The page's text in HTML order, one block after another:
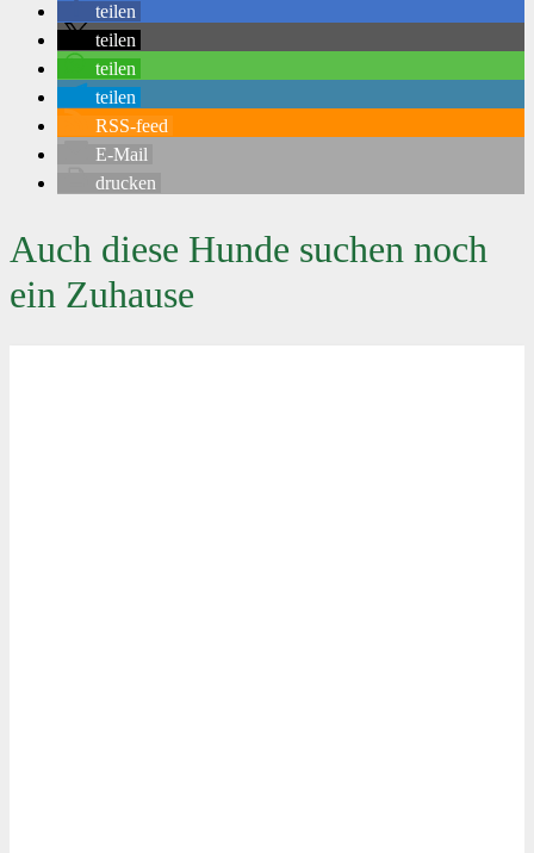
teilen
teilen
teilen
teilen
RSS-feed
E-Mail
drucken
Auch diese Hunde suchen noch
ein Zuhause